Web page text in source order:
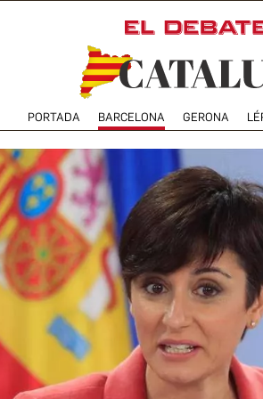
PORTADA BARCELONA GERONA